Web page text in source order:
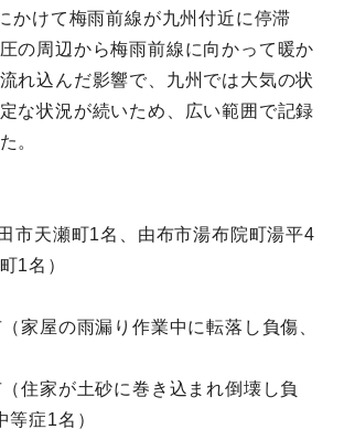
かけて梅雨前線が九州付近に停滞
の周辺から梅雨前線に向かって暖か
れ込んだ影響で、九州では大気の状
な状況が続いため、広い範囲で記録
。
市天瀬町1名、由布市湯布院町湯平4
1名）
家屋の雨漏り作業中に転落し負傷、
住家が土砂に巻き込まれ倒壊し負
症1名）